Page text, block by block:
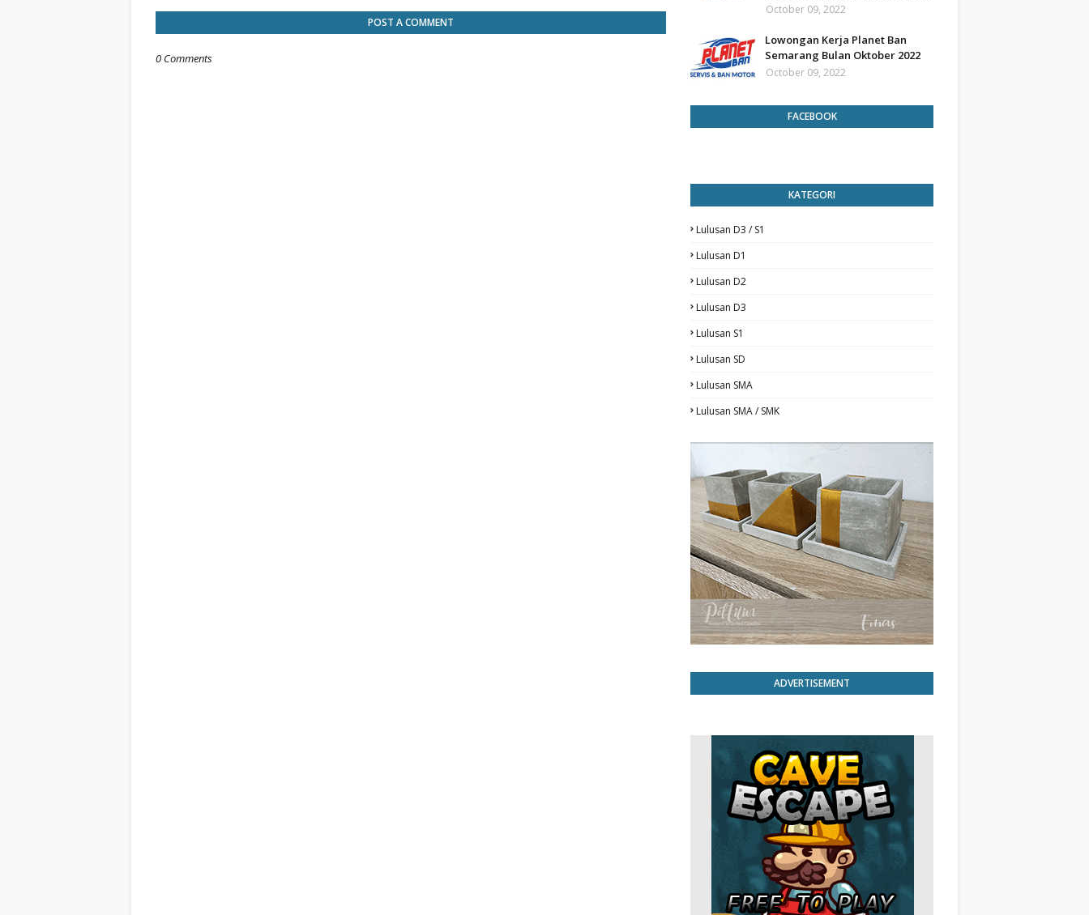
POST A COMMENT
0 Comments
October 09, 2022
Lowongan Kerja Planet Ban
Semarang Bulan Oktober 2022
October 09, 2022
FACEBOOK
KATEGORI
Lulusan D3 / S1
Lulusan D1
Lulusan D2
Lulusan D3
Lulusan S1
Lulusan SD
Lulusan SMA
Lulusan SMA / SMK
ADVERTISEMENT